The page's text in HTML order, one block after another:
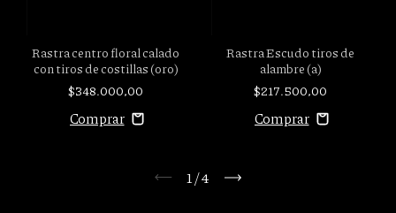
Rastra centro floral calado
con tiros de costillas (oro)
$348.000,00
Rastra Escudo tiros de
alambre (a)
$217.500,00
1/4